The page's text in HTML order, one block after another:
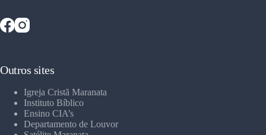
Outros sites
Igreja Cristã Maranata
Instituto Bíblico
Ensino CIA’s
Departamento de Louvor